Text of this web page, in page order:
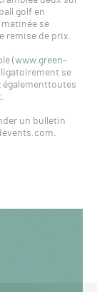
golf en
se
remise de prix.
(www.green-
se
égalementtoutes
un bulletin